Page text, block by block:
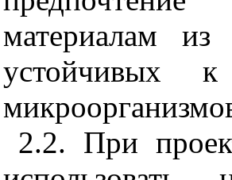
материалам из
устойчивых
2.2. При